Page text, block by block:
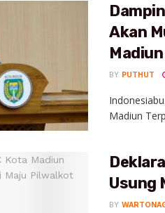
Akan
Madiun
BY PUTHUT
Madiun
Usung
BY